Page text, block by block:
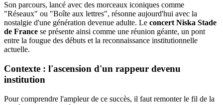
Son parcours, lancé avec des morceaux iconiques comme
"Réseaux" ou "Boîte aux lettres", résonne aujourd'hui avec la
nostalgie d'une génération devenue adulte. Le concert Niska Stade
de France se présente ainsi comme une réunion géante, un pont
entre la fougue des débuts et la reconnaissance institutionnelle
actuelle.
Contexte : l'ascension d'un rappeur devenu
institution
Pour comprendre l'ampleur de ce succès, il faut remonter le fil de la